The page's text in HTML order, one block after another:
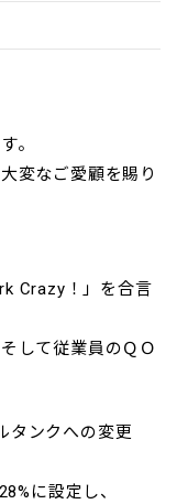
。
変なご愛顧を賜り
Crazy！」を合言
して従業員のＱＯ
タンクへの変更
に設定し、